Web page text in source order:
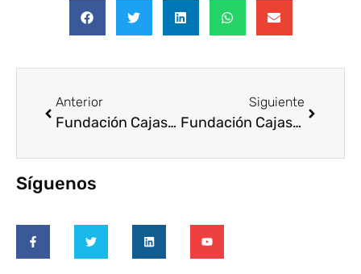
Anterior
Fundación Cajasol se une al Día Mundial del Ahorro 2017
Siguiente
Fundación Cajasol reúne 15 toneladas de alimentos para repartir en Navidad
Síguenos